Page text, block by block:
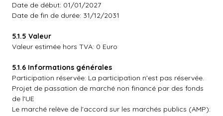
Date de début: 01/01/2027
Date de fin de durée: 31/12/2031
5.1.5 Valeur
Valeur estimée hors TVA: 0 Euro
5.1.6 Informations générales
Participation réservée: La participation n'est pas réservée.
Projet de passation de marché non financé par des fonds
de l'UE
Le marché relève de l'accord sur les marchés publics (AMP):